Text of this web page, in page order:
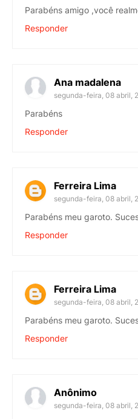
Parabéns amigo ,você
Responder
Ana madalena
segunda-feira, 08 abril,
Parabéns
Responder
Ferreira Lima
segunda-feira, 08 abril,
Parabéns meu garoto.
Responder
Ferreira Lima
segunda-feira, 08 abril,
Parabéns meu garoto.
Responder
Anônimo
segunda-feira, 08 abril,